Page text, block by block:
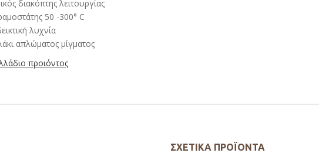
διακόπτης λειτουργίας
50 -300° C
λυχνία
απλώματος μίγματος
προιόντος
ΣΧΕΤΙΚΆ ΠΡΟΪΌΝΤΑ